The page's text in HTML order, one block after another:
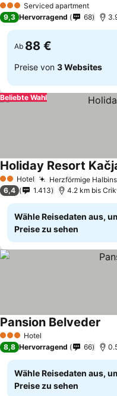
3 SterneServiced apartment
9,3 Hervorragend 68
Ab 88 €
Preise von 3 Websites
Beliebte Wahl
2 Sterne
Hotel Herzförmige
Holiday Resort
6,4 1.413 4.2 km bis
Wähle Reisedaten aus,
Preise zu sehen
3 SterneHotel
Pansion Belveder
8,8 Hervorragend 66
Wähle Reisedaten aus,
Preise zu sehen